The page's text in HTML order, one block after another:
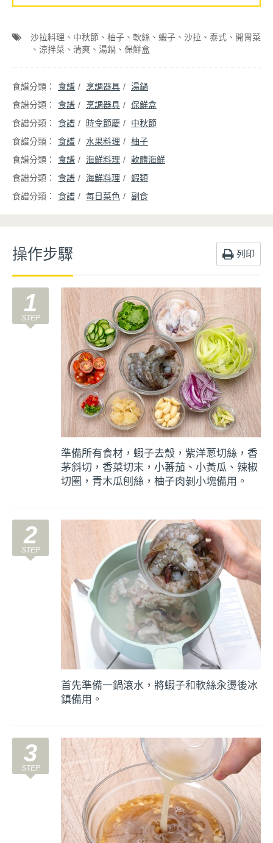
沙拉料理 中秋節 柚子 軟絲 蝦子 沙拉 泰式
開胃菜
涼拌菜
清爽 湯鍋 保鮮盒
食譜 烹調器具
湯鍋
食譜
烹調器具
保鮮盒
食譜
時令節慶
中秋節
食譜
水果料理
柚子
食譜
海鮮料理
軟體海鮮
食譜
海鮮料理
蝦類
食譜
每日菜色 副食
操作步驟 列印
1
準備所有食材，蝦子去殼，紫洋蔥切絲，香
茅斜切，香菜切末，小蕃茄、小黃瓜、辣椒
切圈，青木瓜刨絲，柚子肉剝小塊備用。
2
首先準備一鍋滾水，將蝦子和軟絲汆燙後冰
鎮備用。
3